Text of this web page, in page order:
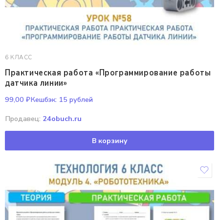
6 КЛАСС
Практическая работа «Программирование работы
датчика линии»
99,00 ₽Кешбэк: 15 рублей
Продавец: 24obuch.ru
В корзину